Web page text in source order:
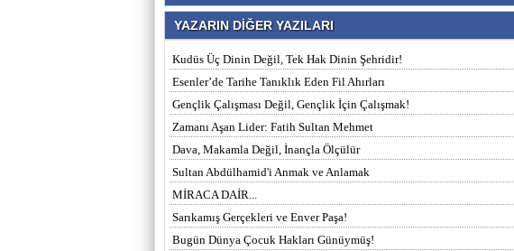
YAZARIN DİĞER YAZILARI
Kudüs Üç Dinin Değil, Tek Hak Dinin Şehridir!
Esenler’de Tarihe Tanıklık Eden Fil Ahırları
Gençlik Çalışması Değil, Gençlik İçin Çalışmak!
Zamanı Aşan Lider: Fatih Sultan Mehmet
Dava, Makamla Değil, İnançla Ölçülür
Sultan Abdülhamid'i Anmak ve Anlamak
MİRACA DAİR...
Sarıkamış Gerçekleri ve Enver Paşa!
Bugün Dünya Çocuk Hakları Günüymüş!